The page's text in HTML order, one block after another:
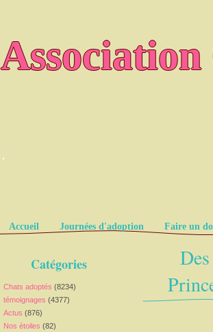
.
Pages
Accueil Journées d'adoption Faire un
Catégories
Chats adoptés (8234)
témoignages (4377)
Actus (876)
Nos étoiles (82)